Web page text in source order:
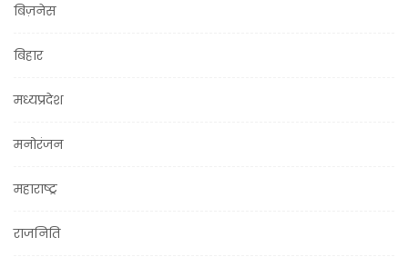
बिज़नेस
बिहार
मध्यप्रदेश
मनोरंजन
महाराष्ट्र
राजनिति